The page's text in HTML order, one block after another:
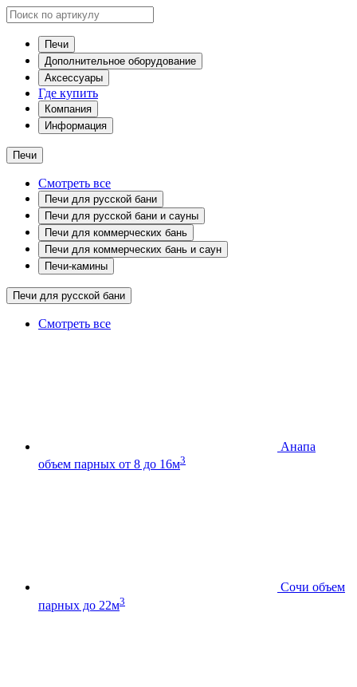
Печи
Дополнительное оборудование
Аксессуары
Где купить
Компания
Информация
Печи
Смотреть все
Печи для русской бани
Печи для русской бани и сауны
Печи для коммерческих бань
Печи для коммерческих бань и саун
Печи-камины
Печи для русской бани
Смотреть все
Анапа
объем парных от 8 до 16м3
Сочи объем
парных до 22м3